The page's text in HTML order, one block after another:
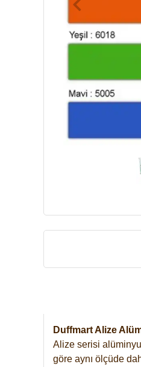
Duffmart Alize
Alize serisi
göre aynı ölçüde